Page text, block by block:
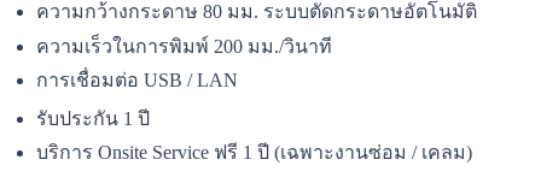
ความกว้างกระดาษ 80 มม. ระบบตัดกระดาษอัตโนมัติ
ความเร็วในการพิมพ์ 200 มม./วินาที
การเชื่อมต่อ USB / LAN
รับประกัน 1 ปี
บริการ Onsite Service ฟรี 1 ปี (เฉพาะงานซ่อม / เคลม)